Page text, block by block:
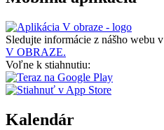
Sledujte informácie z nášho webu v
V OBRAZE.
Voľne k stiahnutiu:
Kalendár